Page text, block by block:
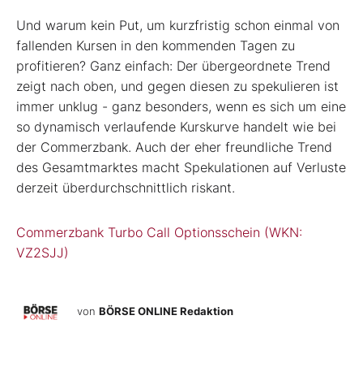
Und warum kein Put, um kurzfristig schon einmal von
fallenden Kursen in den kommenden Tagen zu
profitieren? Ganz einfach: Der übergeordnete Trend
zeigt nach oben, und gegen diesen zu spekulieren ist
immer unklug - ganz besonders, wenn es sich um eine
so dynamisch verlaufende Kurskurve handelt wie bei
der Commerzbank. Auch der eher freundliche Trend
des Gesamtmarktes macht Spekulationen auf Verluste
derzeit überdurchschnittlich riskant.
Commerzbank Turbo Call Optionsschein (WKN:
VZ2SJJ)
von BÖRSE ONLINE Redaktion